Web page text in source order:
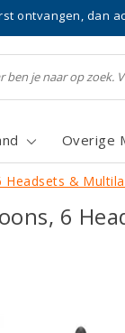
ontvangen, dan
Overige
Headsets &
6